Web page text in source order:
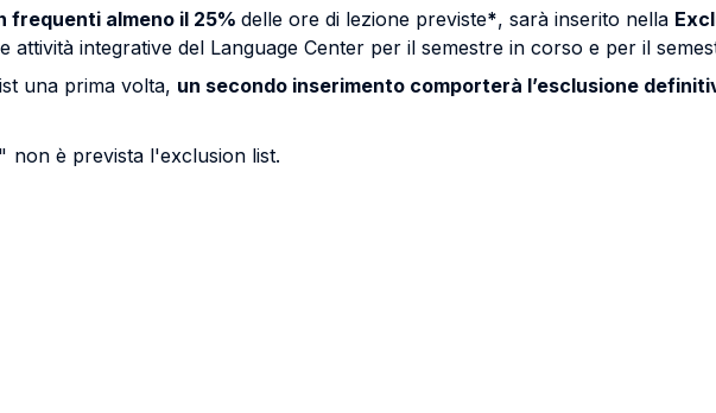
frequenti almeno il 25% delle ore di lezione previste*, sarà inserito nella
integrative del Language Center per il semestre in corso e per il
una prima volta, un secondo inserimento comporterà l’esclusione
non è prevista l'exclusion list.